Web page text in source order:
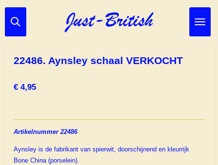
Ga
direct
22486. Aynsley schaal VERKOCHT
€ 4,95
Artikelnummer 22486
Aynsley is de fabrikant van spierwit, doorschijnend en kleurrijk
Bone China (porselein).